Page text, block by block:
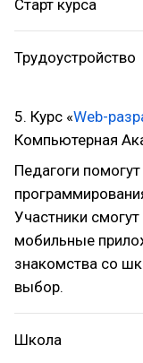
Старт курса
Трудоустройство
5. Курс «Web-
Компьютерная
Педагоги
Участники
мобильные
знакомства со
выбор.
Школа